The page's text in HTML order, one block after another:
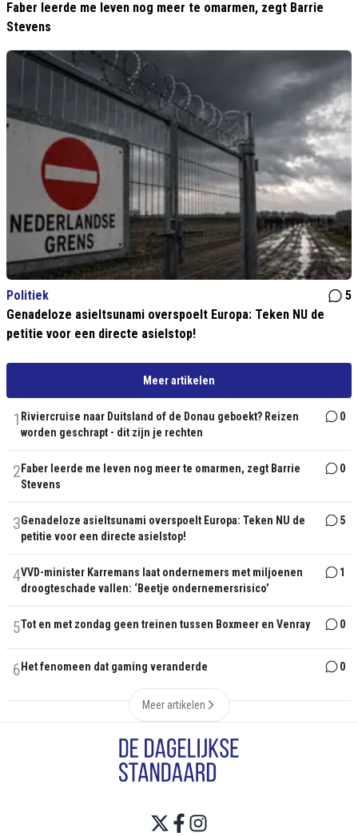
Faber leerde me leven nog meer te omarmen, zegt Barrie
Stevens
Politiek
5
Genadeloze asieltsunami overspoelt Europa: Teken NU de
petitie voor een directe asielstop!
Meer artikelen
1 Riviercruise naar Duitsland of de Donau geboekt? Reizen
worden geschrapt - dit zijn je rechten
0
2 Faber leerde me leven nog meer te omarmen, zegt Barrie
Stevens
0
3Genadeloze asieltsunami overspoelt Europa: Teken NU de
petitie voor een directe asielstop!
5
4VVD-minister Karremans laat ondernemers met miljoenen
droogteschade vallen: ‘Beetje ondernemersrisico’
1
5Tot en met zondag geen treinen tussen Boxmeer en Venray 0
6 Het fenomeen dat gaming veranderde 0
Meer artikelen